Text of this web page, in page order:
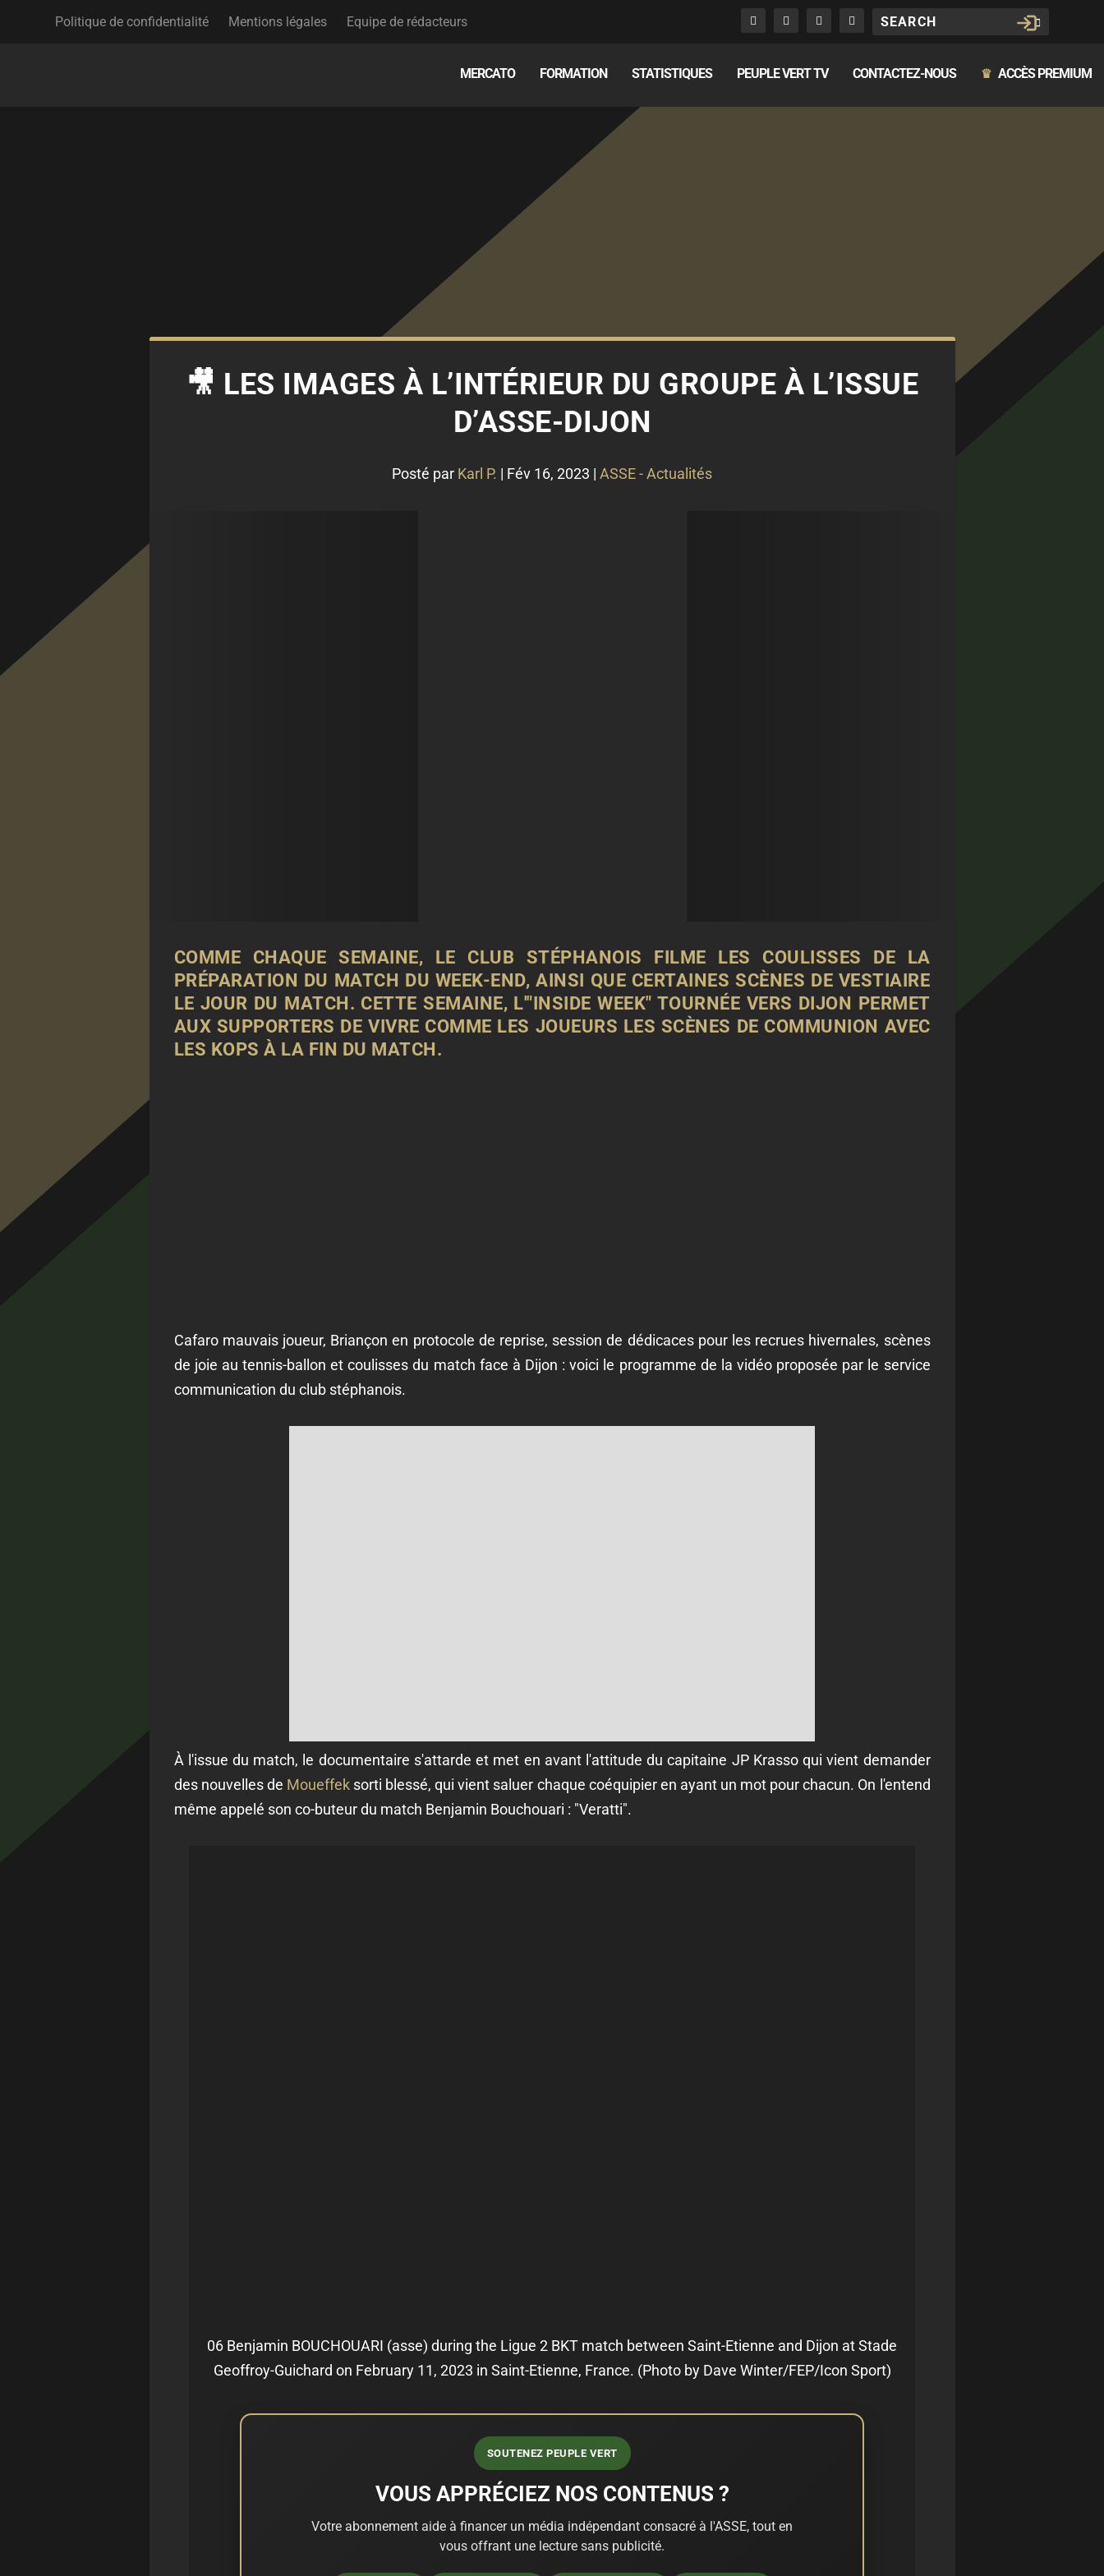
Politique de confidentialité Mentions légales Equipe de rédacteurs
MERCATO FORMATION STATISTIQUES PEUPLE VERT TV CONTACTEZ-NOUS ♛ ACCÈS PREMIUM
🎥 LES IMAGES À L’INTÉRIEUR DU GROUPE À L’ISSUE
D’ASSE-DIJON
Posté par Karl P. | Fév 16, 2023 | ASSE - Actualités
COMME CHAQUE SEMAINE, LE CLUB STÉPHANOIS FILME LES COULISSES DE LA
PRÉPARATION DU MATCH DU WEEK-END, AINSI QUE CERTAINES SCÈNES DE VESTIAIRE
LE JOUR DU MATCH. CETTE SEMAINE, L'"INSIDE WEEK" TOURNÉE VERS DIJON PERMET
AUX SUPPORTERS DE VIVRE COMME LES JOUEURS LES SCÈNES DE COMMUNION AVEC
LES KOPS À LA FIN DU MATCH.
Cafaro mauvais joueur, Briançon en protocole de reprise, session de dédicaces pour les recrues hivernales, scènes
de joie au tennis-ballon et coulisses du match face à Dijon : voici le programme de la vidéo proposée par le service
communication du club stéphanois.
À l'issue du match, le documentaire s'attarde et met en avant l'attitude du capitaine JP Krasso qui vient demander
des nouvelles de Moueffeksorti blessé, qui vient saluer chaque coéquipier en ayant un mot pour chacun. On l'entend
même appelé son co-buteur du match Benjamin Bouchouari : "Veratti".
06 Benjamin BOUCHOUARI (asse) during the Ligue 2 BKT match between Saint-Etienne and Dijon at Stade
Geoffroy-Guichard on February 11, 2023 in Saint-Etienne, France. (Photo by Dave Winter/FEP/Icon Sport)
SOUTENEZ PEUPLE VERT
VOUS APPRÉCIEZ NOS CONTENUS ?
Votre abonnement aide à financer un média indépendant consacré à l'ASSE, tout en
vous offrant une lecture sans publicité.